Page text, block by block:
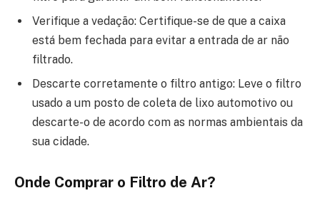
Verifique a vedação: Certifique-se de que a caixa
está bem fechada para evitar a entrada de ar não
filtrado.
Descarte corretamente o filtro antigo: Leve o filtro
usado a um posto de coleta de lixo automotivo ou
descarte-o de acordo com as normas ambientais da
sua cidade.
Onde Comprar o Filtro de Ar?